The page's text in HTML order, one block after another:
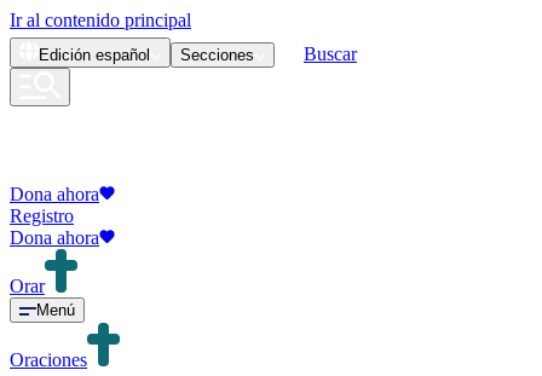
Ir al contenido principal
Edición español Secciones Buscar
Dona ahora
Registro
Dona ahora
Orar
Menú
Oraciones